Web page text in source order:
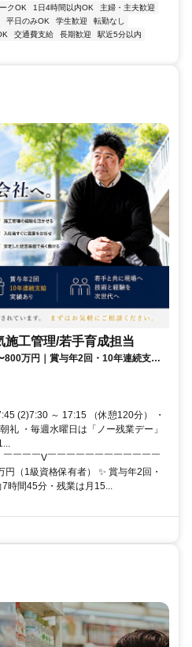
クOK 1日4時間以内OK
主婦・主夫歓迎
平日のみOK 学生歓迎
転勤なし
交通費支給 長期歓迎
駅近5分以内
施工管理/若手育成担当
800万円｜賞与年2回・10年連続支給
施工管理技士歓迎｜若手へ技術を受
の集大成｜最後の転職先へ
(2)7:30 ～ 17:15 （休憩120分） ・
礼 ・毎週水曜日は「ノー残業デー」
￣￣￣V￣￣￣￣￣￣￣￣￣￣￣￣
（1級資格保有者） ✨ 賞与年2回・
時間45分・残業は月15...